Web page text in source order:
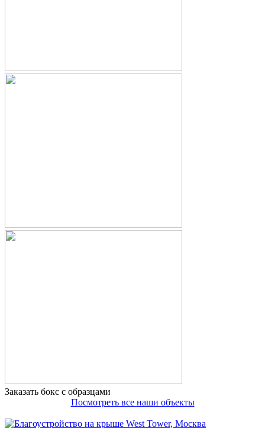
Заказать бокс с образцами
Посмотреть все наши объекты